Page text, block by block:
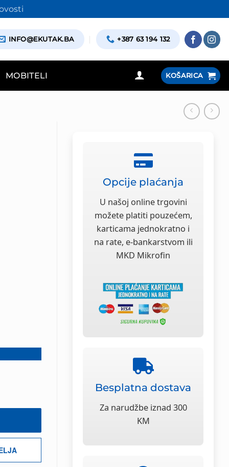
INFO@EKUTAK.BA +387 63 194 132
MOBITELI KOŠARICA
Opcije plaćanja
U našoj online trgovini
možete platiti pouzećem,
karticama jednokratno i
na rate, e-bankarstvom ili
MKD Mikrofin
Besplatna dostava
Za narudžbe iznad 300
KM